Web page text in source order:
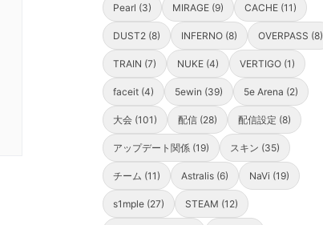
Pearl (3) MIRAGE (9) CACHE (11)
DUST2 (8) INFERNO (8) OVERPASS (8)
TRAIN (7) NUKE (4) VERTIGO (1)
faceit (4) 5ewin (39) 5e Arena (2)
大会 (101) 配信 (28) 配信設定 (8)
アップデート関係 (19) スキン (35)
チーム (11) Astralis (6) NaVi (19)
s1mple (27) STEAM (12)